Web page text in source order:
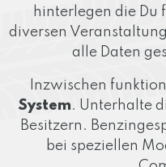
hinterlegen die Du
diversen
alle Daten
Inzwischen
System. Unterhalte
Besitzern.
bei speziellen